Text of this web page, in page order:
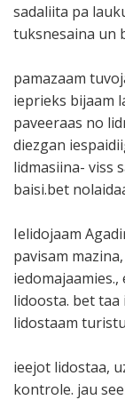
sadaliita pa
tuksnesaina un
pamazaam
ieprieks bijaam
paveeraas no
diezgan
lidmasiina- viss
baisi.bet
Ielidojaam
pavisam
lidoosta. bet
lidostaam
ieejot lidostaa,
kontrole. jau